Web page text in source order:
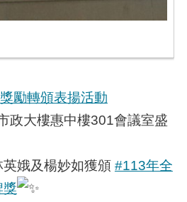
勵轉頒表揚活動
政大樓惠中樓301會議室盛
娥及楊妙如獲頒 #113年全
獎